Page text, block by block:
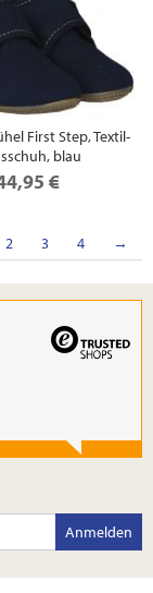
First Step, Textil-
blau
€
2 3 4 →
Anmelden